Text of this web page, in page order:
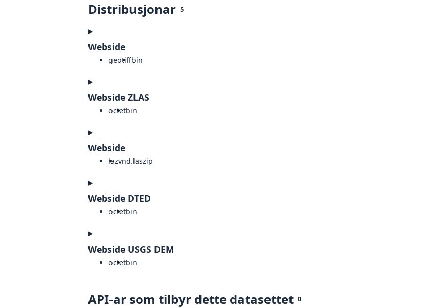
Distribusjonar 5
Webside
geotiffbin
Webside ZLAS
octetbin
Webside
lazvnd.laszip
Webside DTED
octetbin
Webside USGS DEM
octetbin
API-ar som tilbyr dette datasettet 0